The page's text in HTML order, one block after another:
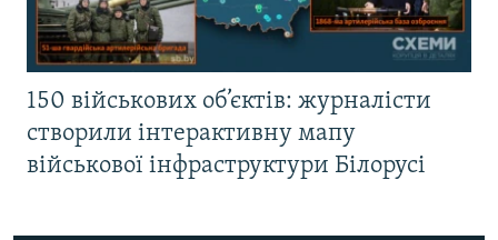
150 військових об’єктів: журналісти
створили інтерактивну мапу
військової інфраструктури Білорусі